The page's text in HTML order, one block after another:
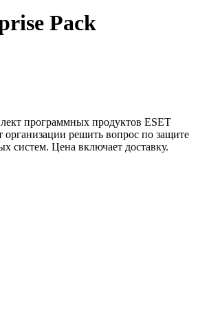
Pack
программных продуктов ESET
решить вопрос по защите
систем. Цена включает доставку.